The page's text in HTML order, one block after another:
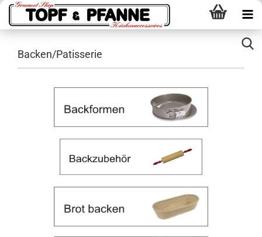
Backen/Patisserie